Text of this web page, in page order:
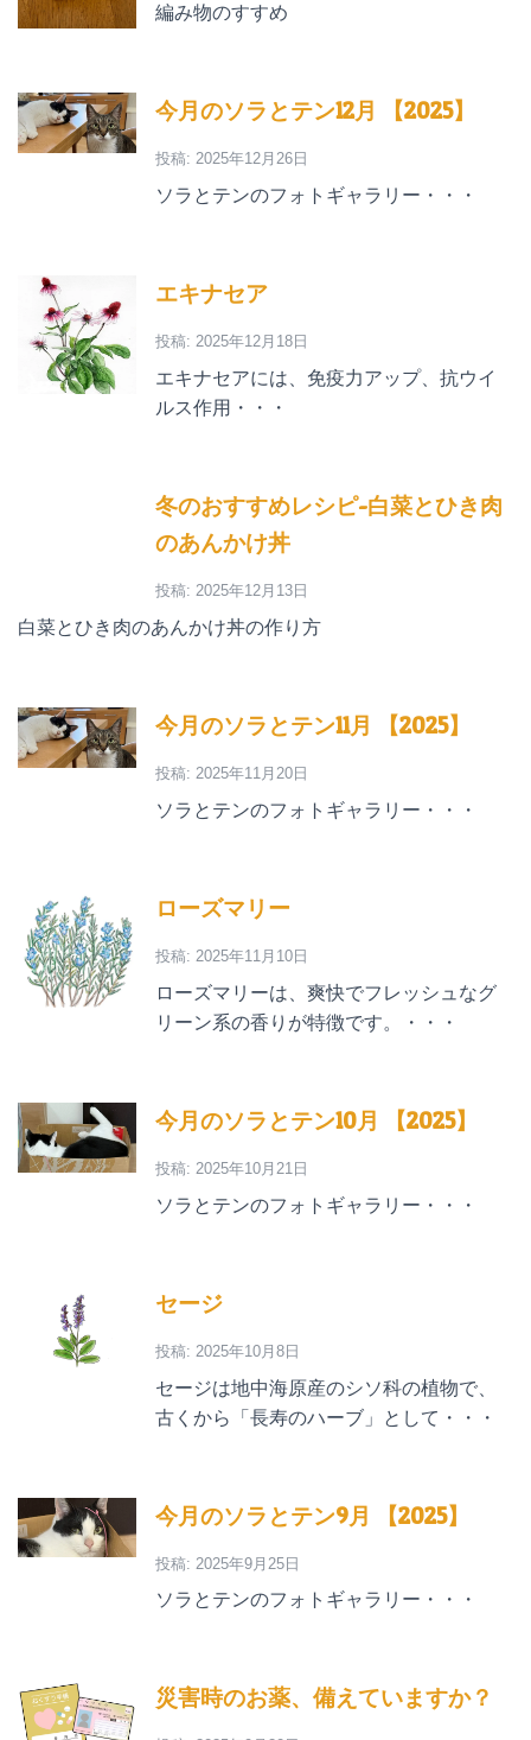
編み物のすすめ
今月のソラとテン12月 【2025】
投稿: 2025年12月26日
ソラとテンのフォトギャラリー・・・
エキナセア
投稿: 2025年12月18日
エキナセアには、免疫力アップ、抗ウイ
ルス作用・・・
冬のおすすめレシピ-白菜とひき肉
のあんかけ丼
投稿: 2025年12月13日
白菜とひき肉のあんかけ丼の作り方
今月のソラとテン11月 【2025】
投稿: 2025年11月20日
ソラとテンのフォトギャラリー・・・
ローズマリー
投稿: 2025年11月10日
ローズマリーは、爽快でフレッシュなグ
リーン系の香りが特徴です。・・・
今月のソラとテン10月 【2025】
投稿: 2025年10月21日
ソラとテンのフォトギャラリー・・・
セージ
投稿: 2025年10月8日
セージは地中海原産のシソ科の植物で、
古くから「長寿のハーブ」として・・・
今月のソラとテン9月 【2025】
投稿: 2025年9月25日
ソラとテンのフォトギャラリー・・・
災害時のお薬、備えていますか？